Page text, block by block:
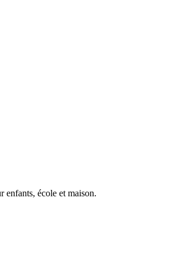
enfants, école et maison.